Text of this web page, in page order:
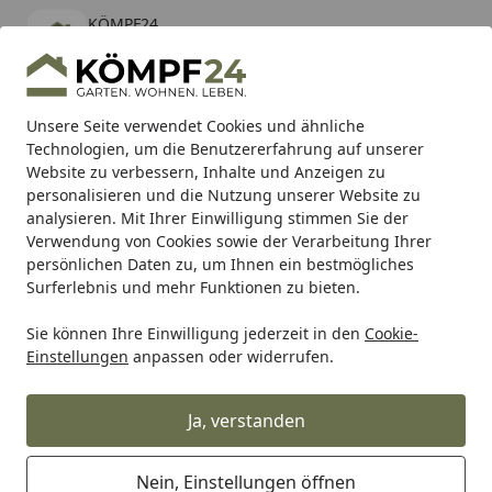
Unsere Seite verwendet Cookies und ähnliche
Technologien, um die Benutzererfahrung auf unserer
Website zu verbessern, Inhalte und Anzeigen zu
personalisieren und die Nutzung unserer Website zu
analysieren. Mit Ihrer Einwilligung stimmen Sie der
Verwendung von Cookies sowie der Verarbeitung Ihrer
persönlichen Daten zu, um Ihnen ein bestmögliches
Surferlebnis und mehr Funktionen zu bieten.
Sie können Ihre Einwilligung jederzeit in den Cookie-
Einstellungen anpassen oder widerrufen.
Ja, verstanden
Nein, Einstellungen öffnen
KÖMPF24
kostenlos - Im App Store
Hotline
Alle Produkte
Mein Konto
Suchen
Karibu Pools inkl. gratis Sandfilteranlage & Pool-
Starterset (Gesamtwert bis 468,99€)
Startseite
Shark Shark Auspuff Shark Performance
Shark Performance
ENDSCHALLDÄMPFER Carbon SRC 4
Endschalldämpfer S Ø60 mm L250